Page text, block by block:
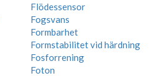
Flödessensor
Fogsvans
Formbarhet
Formstabilitet vid härdning
Fosforrening
Foton